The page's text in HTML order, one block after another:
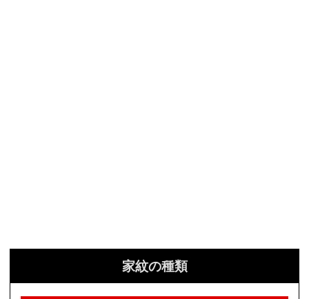
家紋の種類